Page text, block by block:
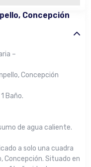
Concepción
–
Concepción
Baño.
de agua caliente.
a solo una cuadra
Concepción. Situado en